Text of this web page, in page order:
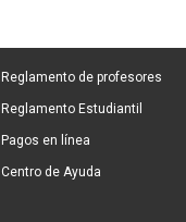
Reglamento de profesores
Reglamento Estudiantil
Pagos en línea
Centro de Ayuda